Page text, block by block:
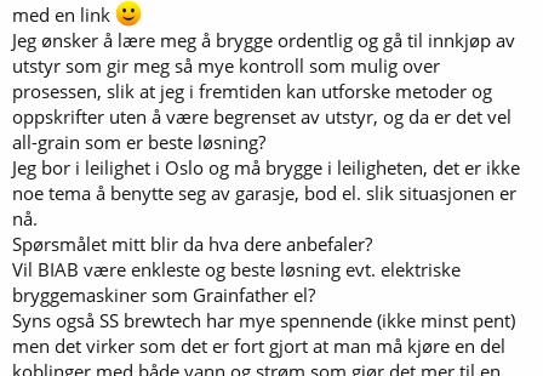
med en link
Jeg ønsker å lære meg å brygge ordentlig og gå til innkjøp av
utstyr som gir meg så mye kontroll som mulig over
prosessen, slik at jeg i fremtiden kan utforske metoder og
oppskrifter uten å være begrenset av utstyr, og da er det vel
all-grain som er beste løsning?
Jeg bor i leilighet i Oslo og må brygge i leiligheten, det er ikke
noe tema å benytte seg av garasje, bod el. slik situasjonen er
nå.
Spørsmålet mitt blir da hva dere anbefaler?
Vil BIAB være enkleste og beste løsning evt. elektriske
bryggemaskiner som Grainfather el?
Syns også SS brewtech har mye spennende (ikke minst pent)
men det virker som det er fort gjort at man må kjøre en del
koblinger med både vann og strøm som gjør det mer til en